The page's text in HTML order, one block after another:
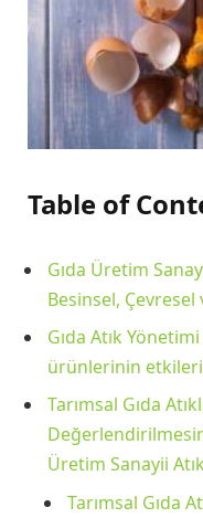
Table of
Gıda Üretim
Besinsel,
Gıda Atık
ürünlerinin
Tarımsal Gıda
Üretim Sanayii
Tarımsal Gıda